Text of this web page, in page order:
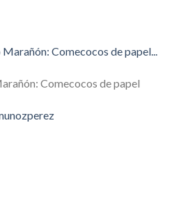
Comecocos de papel